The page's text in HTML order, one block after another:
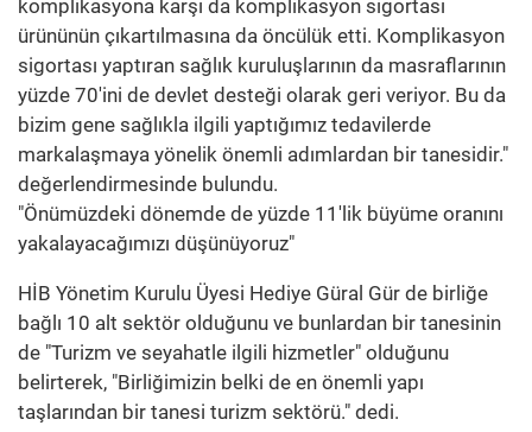
komplikasyona karşı da komplikasyon sigortası
ürününün çıkartılmasına da öncülük etti. Komplikasyon
sigortası yaptıran sağlık kuruluşlarının da masraflarının
yüzde 70'ini de devlet desteği olarak geri veriyor. Bu da
bizim gene sağlıkla ilgili yaptığımız tedavilerde
markalaşmaya yönelik önemli adımlardan bir tanesidir."
değerlendirmesinde bulundu.
"Önümüzdeki dönemde de yüzde 11'lik büyüme oranını
yakalayacağımızı düşünüyoruz"
HİB Yönetim Kurulu Üyesi Hediye Güral Gür de birliğe
bağlı 10 alt sektör olduğunu ve bunlardan bir tanesinin
de "Turizm ve seyahatle ilgili hizmetler" olduğunu
belirterek, "Birliğimizin belki de en önemli yapı
taşlarından bir tanesi turizm sektörü." dedi.